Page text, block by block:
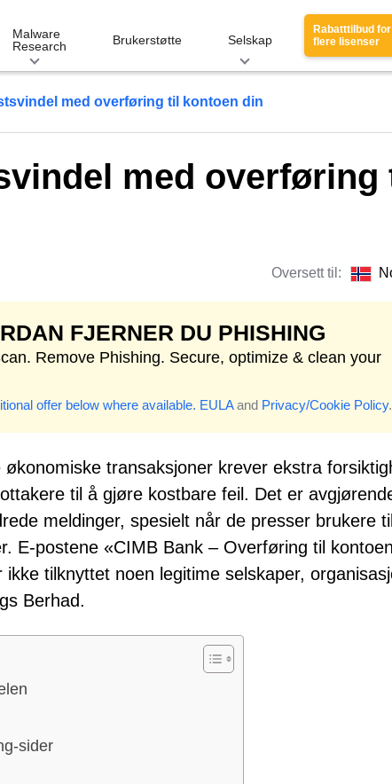
Malware
Research
Brukerstøtte Selskap
Rabatttilbud for
flere lisenser
med overføring til kontoen din
med overføring
Oversett til:
FJERNER DU PHISHING
Remove Phishing. Secure, optimize & clean your
offer below where available. EULAand Privacy/Cookie Policy.
transaksjoner krever ekstra
til å gjøre kostbare feil. Det er
meldinger, spesielt når de presser brukere
E-postene «CIMB Bank – Overføring til
tilknyttet noen legitime selskaper,
Berhad.
sider